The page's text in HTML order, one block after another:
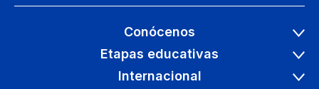
Conócenos
Etapas educativas
Internacional